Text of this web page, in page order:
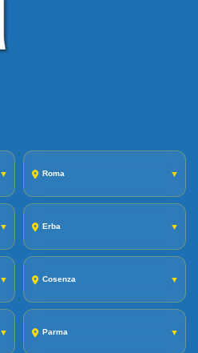
▼ Roma ▼
▼ Erba ▼
▼ Cosenza ▼
▼ Parma ▼